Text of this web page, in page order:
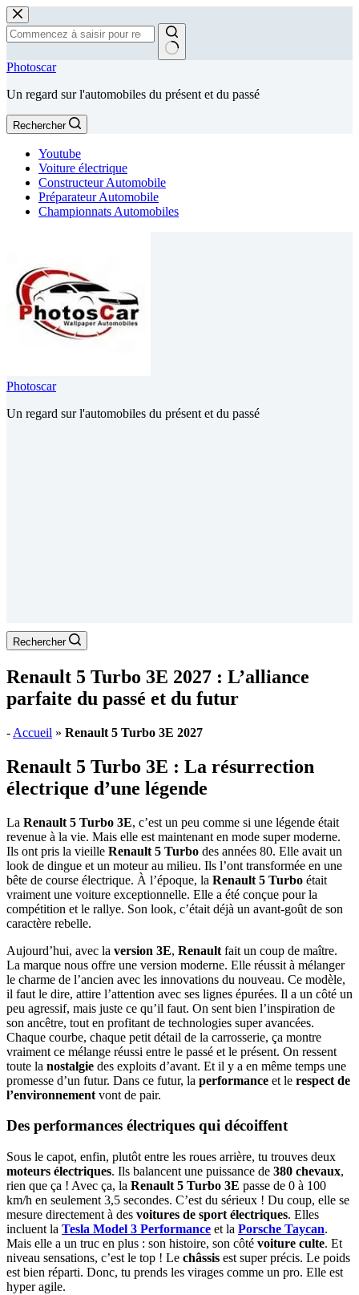
Passer
au
contenu
Aucun
Photoscar
Un regard sur l'automobiles du présent et du passé
Rechercher
Youtube
Voiture électrique
Constructeur Automobile
Préparateur Automobile
Championnats Automobiles
Photoscar
Un regard sur l'automobiles du présent et du passé
Rechercher
Renault 5 Turbo 3E 2027 : L’alliance
parfaite du passé et du futur
- Accueil » Renault 5 Turbo 3E 2027
Renault 5 Turbo 3E : La résurrection
électrique d’une légende
La Renault 5 Turbo 3E, c’est un peu comme si une légende était
revenue à la vie. Mais elle est maintenant en mode super moderne.
Ils ont pris la vieille Renault 5 Turbo des années 80. Elle avait un
look de dingue et un moteur au milieu. Ils l’ont transformée en une
bête de course électrique. À l’époque, la Renault 5 Turbo était
vraiment une voiture exceptionnelle. Elle a été conçue pour la
compétition et le rallye. Son look, c’était déjà un avant-goût de son
caractère rebelle.
Aujourd’hui, avec la version 3E, Renault fait un coup de maître.
La marque nous offre une version moderne. Elle réussit à mélanger
le charme de l’ancien avec les innovations du nouveau. Ce modèle,
il faut le dire, attire l’attention avec ses lignes épurées. Il a un côté un
peu agressif, mais juste ce qu’il faut. On sent bien l’inspiration de
son ancêtre, tout en profitant de technologies super avancées.
Chaque courbe, chaque petit détail de la carrosserie, ça montre
vraiment ce mélange réussi entre le passé et le présent. On ressent
toute la nostalgie des exploits d’avant. Et il y a en même temps une
promesse d’un futur. Dans ce futur, la performance et le respect de
l’environnement vont de pair.
Des performances électriques qui décoiffent
Sous le capot, enfin, plutôt entre les roues arrière, tu trouves deux
moteurs électriques. Ils balancent une puissance de 380 chevaux,
rien que ça ! Avec ça, la Renault 5 Turbo 3E passe de 0 à 100
km/h en seulement 3,5 secondes. C’est du sérieux ! Du coup, elle se
mesure directement à des voitures de sport électriques. Elles
incluent la Tesla Model 3 Performance et la Porsche Taycan.
Mais elle a un truc en plus : son histoire, son côté voiture culte. Et
niveau sensations, c’est le top ! Le châssis est super précis. Le poids
est bien réparti. Donc, tu prends les virages comme un pro. Elle est
hyper agile.